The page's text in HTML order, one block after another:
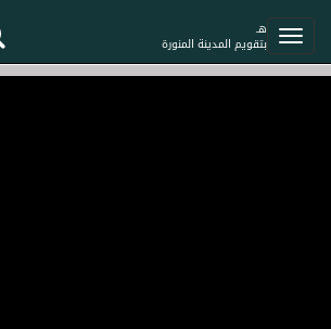
هـ
بتقويم المدينة المنورة